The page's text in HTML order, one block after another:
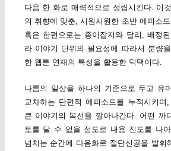
다음 한 화로 매력적으로 성립시킨다. 이
의 취향에 맞춘, 시원시원한 초반 에피소
혹은 한편으로는 종이잡지와 달리, 배정
라 이야기 단위의 필요성에 따라서 분량
한 웹툰 연재의 특성을 활용한 덕택이다.
나름의 일상을 하나의 기준으로 두고 유
교차하는 단편적 에피소드를 누적시키
큰 이야기의 복선을 깔아나간다. 어떤 까
토를 달 수 없을 정도로 내용 진도를 나
넘치는 순간에 다음화로 절단신공을 발휘